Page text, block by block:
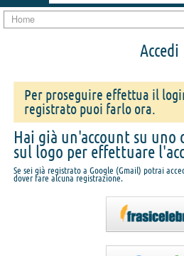
Home
Accedi
Per proseguire effettua il
registrato puoi farlo ora.
Hai già un'account su uno
sul logo per effettuare
Se sei già registrato a Google (Gmail) potrai
dover fare alcuna registrazione.